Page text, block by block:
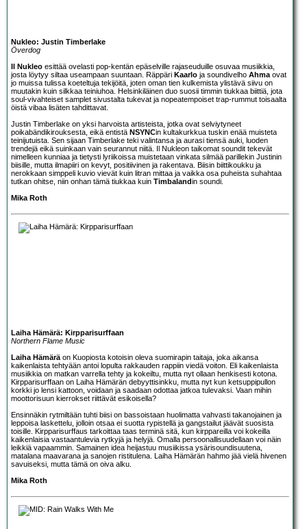
Nukleo: Justin Timberlake
Överdog
Il Nukleo esittää ovelasti pop-kentän epäselville rajaseuduille osuvaa musiikkia,
josta löytyy siltaa useampaan suuntaan. Räppäri Kaarlo ja soundivelho Ahma ovat
jo muissa tulissa koeteltuja tekijöitä, joten oman tien kulkemista ylistävä siivu on
muutakin kuin silkkaa teiniuhoa. Helsinkiläinen duo suosii timmin tiukkaa biittiä, jota
soul-vivahteiset samplet sivustalta tukevat ja nopeatempoiset trap-rummut toisaalta
öistä vibaa lisäten tahdittavat.
Justin Timberlake on yksi harvoista artisteista, jotka ovat selviytyneet
poikabändikirouksesta, eikä entistä NSYNCin kultakurkkua tuskin enää muisteta
teinijutuista. Sen sijaan Timberlake teki valintansa ja aurasi tiensä auki, luoden
trendejä eikä suinkaan vain seurannut niitä. Il Nukleon taikomat soundit tekevät
nimelleen kunniaa ja tietysti lyriikoissa muistetaan vinkata silmää parillekin Justinin
biisille, mutta ilmapiiri on kevyt, positiivinen ja rakentava. Biisin biittikoukku ja
nerokkaan simppeli kuvio vievät kuin litran mittaa ja vaikka osa puheista suhahtaa
tutkan ohitse, niin onhan tämä tiukkaa kuin Timbalandin soundi.
Mika Roth
Laiha Hämärä: Kirpparisurffaan
Northern Flame Music
Laiha Hämärä on Kuopiosta kotoisin oleva suomirapin taitaja, joka aikansa
kaikenlaista tehtyään antoi lopulta rakkauden rappiin viedä voiton. Eli kaikenlaista
musiikkia on matkan varrella tehty ja kokeiltu, mutta nyt ollaan henkisesti kotona.
Kirpparisurffaan on Laiha Hämärän debyyttisinkku, mutta nyt kun ketsuppipullon
korkki jo lensi kattoon, voidaan ja saadaan odottaa jatkoa tulevaksi. Vaan mihin
moottorisuun kierrokset riittävät esikoisella?
Ensinnäkin rytmiltään tuhti biisi on bassoistaan huolimatta vahvasti takanojainen ja
leppoisa laskettelu, jolloin otsaa ei suotta rypistellä ja gangstailut jäävät suosista
toisille. Kirpparisurffaus tarkoittaa taas terminä sitä, kun kirppareilla voi kokeilla
kaikenlaisia vastaantulevia rytkyjä ja helyjä. Omalla persoonallisuudellaan voi näin
leikkiä vapaammin. Samainen idea heijastuu musiikissa ysärisoundisuutena,
matalana maavarana ja sanojen ristitulena. Laiha Hämärän hahmo jää vielä hivenen
savuiseksi, mutta tämä on oiva alku.
Mika Roth